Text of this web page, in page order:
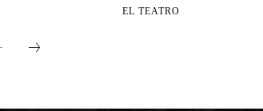
EL TEATRO